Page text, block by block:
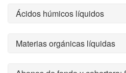
Ácidos húmicos líquidos
Materias orgánicas líquidas